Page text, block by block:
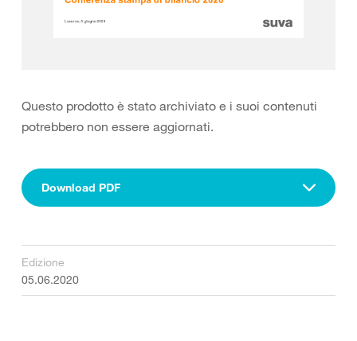
Questo prodotto è stato archiviato e i suoi contenuti
potrebbero non essere aggiornati.
Download PDF
Edizione
05.06.2020